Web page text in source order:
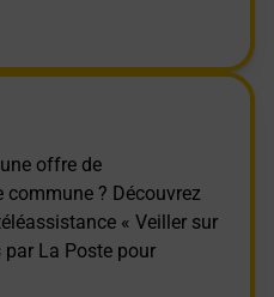
offre de
? Découvrez
« Veiller sur
par La Poste pour